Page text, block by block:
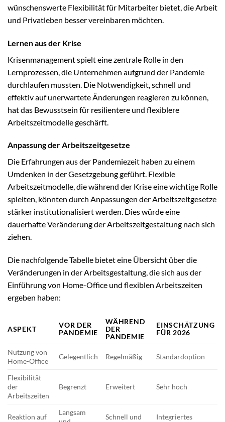
wünschenswerte Flexibilität für Mitarbeiter bietet, die Arbeit
und Privatleben besser vereinbaren möchten.
Lernen aus der Krise
Krisenmanagement spielt eine zentrale Rolle in den
Lernprozessen, die Unternehmen aufgrund der Pandemie
durchlaufen mussten. Die Notwendigkeit, schnell und
effektiv auf unerwartete Änderungen reagieren zu können,
hat das Bewusstsein für resilientere und flexiblere
Arbeitszeitmodelle geschärft.
Anpassung der Arbeitszeitgesetze
Die Erfahrungen aus der Pandemiezeit haben zu einem
Umdenken in der Gesetzgebung geführt. Flexible
Arbeitszeitmodelle, die während der Krise eine wichtige Rolle
spielten, könnten durch Anpassungen der Arbeitszeitgesetze
stärker institutionalisiert werden. Dies würde eine
dauerhafte Veränderung der Arbeitszeitgestaltung nach sich
ziehen.
Die nachfolgende Tabelle bietet eine Übersicht über die
Veränderungen in der Arbeitsgestaltung, die sich aus der
Einführung von Home-Office und flexiblen Arbeitszeiten
ergeben haben:
ASPEKT
VOR DER
PANDEMIE
WÄHREND
DER
PANDEMIE
EINSCHÄTZUNG
FÜR 2026
Nutzung von
Home-Office
Gelegentlich Regelmäßig Standardoption
Flexibilität
der
Arbeitszeiten
Begrenzt Erweitert Sehr hoch
Reaktion auf
Langsam
Schnell und
Integriertes